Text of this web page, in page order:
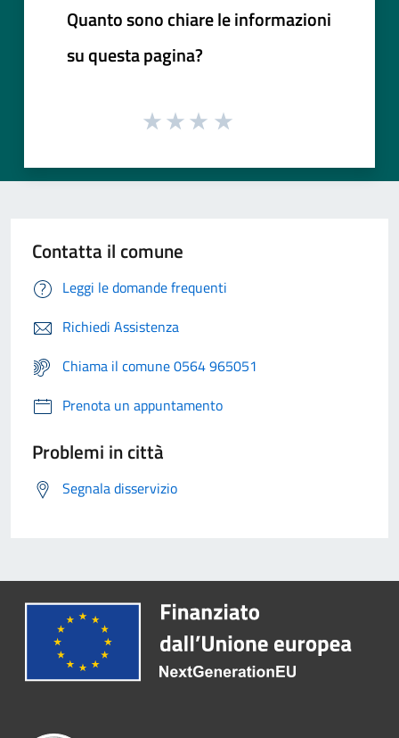
Quanto sono chiare le informazioni
su questa pagina?
Contatta il comune
Leggi le domande frequenti
Richiedi Assistenza
Chiama il comune 0564 965051
Prenota un appuntamento
Problemi in città
Segnala disservizio